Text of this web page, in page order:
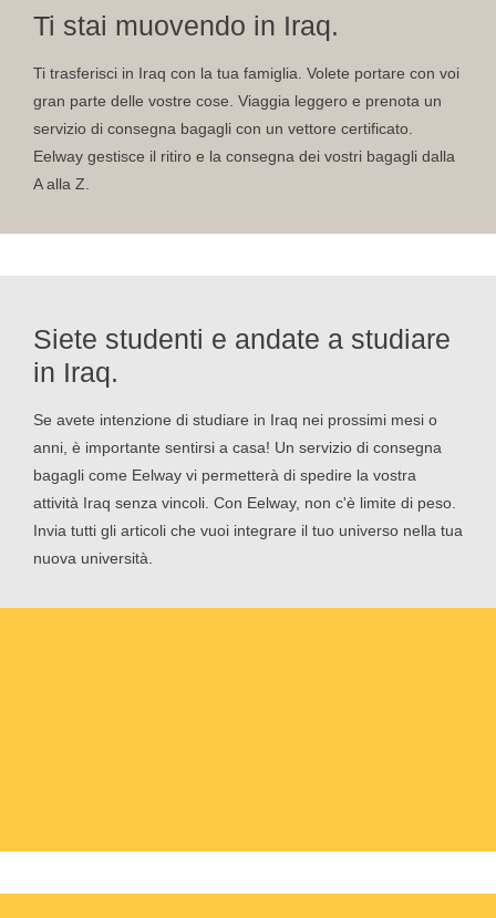
Ti stai muovendo in Iraq.
Ti trasferisci in Iraq con la tua famiglia. Volete portare con voi
gran parte delle vostre cose. Viaggia leggero e prenota un
servizio di consegna bagagli con un vettore certificato.
Eelway gestisce il ritiro e la consegna dei vostri bagagli dalla
A alla Z.
Siete studenti e andate a studiare
in Iraq.
Se avete intenzione di studiare in Iraq nei prossimi mesi o
anni, è importante sentirsi a casa! Un servizio di consegna
bagagli come Eelway vi permetterà di spedire la vostra
attività Iraq senza vincoli. Con Eelway, non c'è limite di peso.
Invia tutti gli articoli che vuoi integrare il tuo universo nella tua
nuova università.